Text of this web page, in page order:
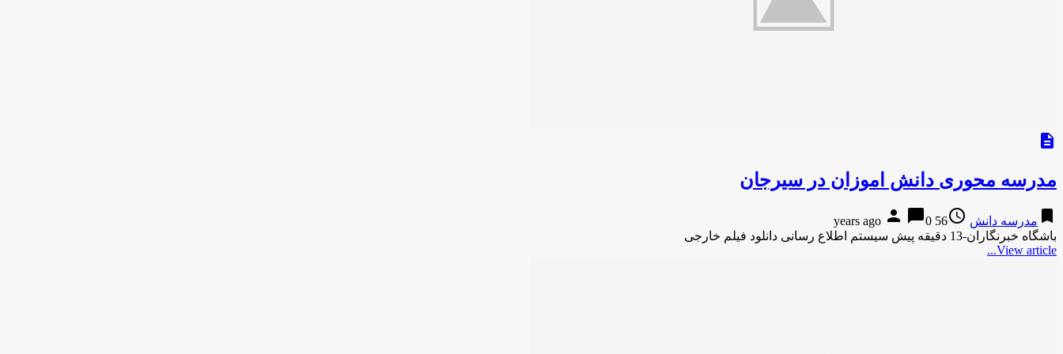
description
مدرسه محوری دانش اموزان در سیرجان
bookmark مدرسه دانش access_time
56 years ago
person chat_bubble0
باشگاه خبرنگاران-13 دقیقه پیش سیستم اطلاع رسانی دانلود فیلم خارجی
View article...